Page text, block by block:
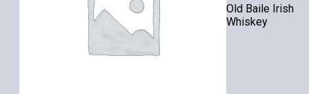
Old Baile Irish
Whiskey